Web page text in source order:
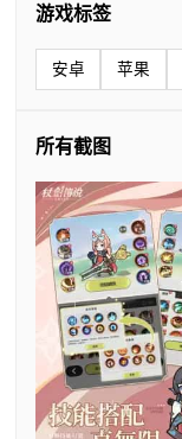
游戏标签
安卓 苹果
所有截图